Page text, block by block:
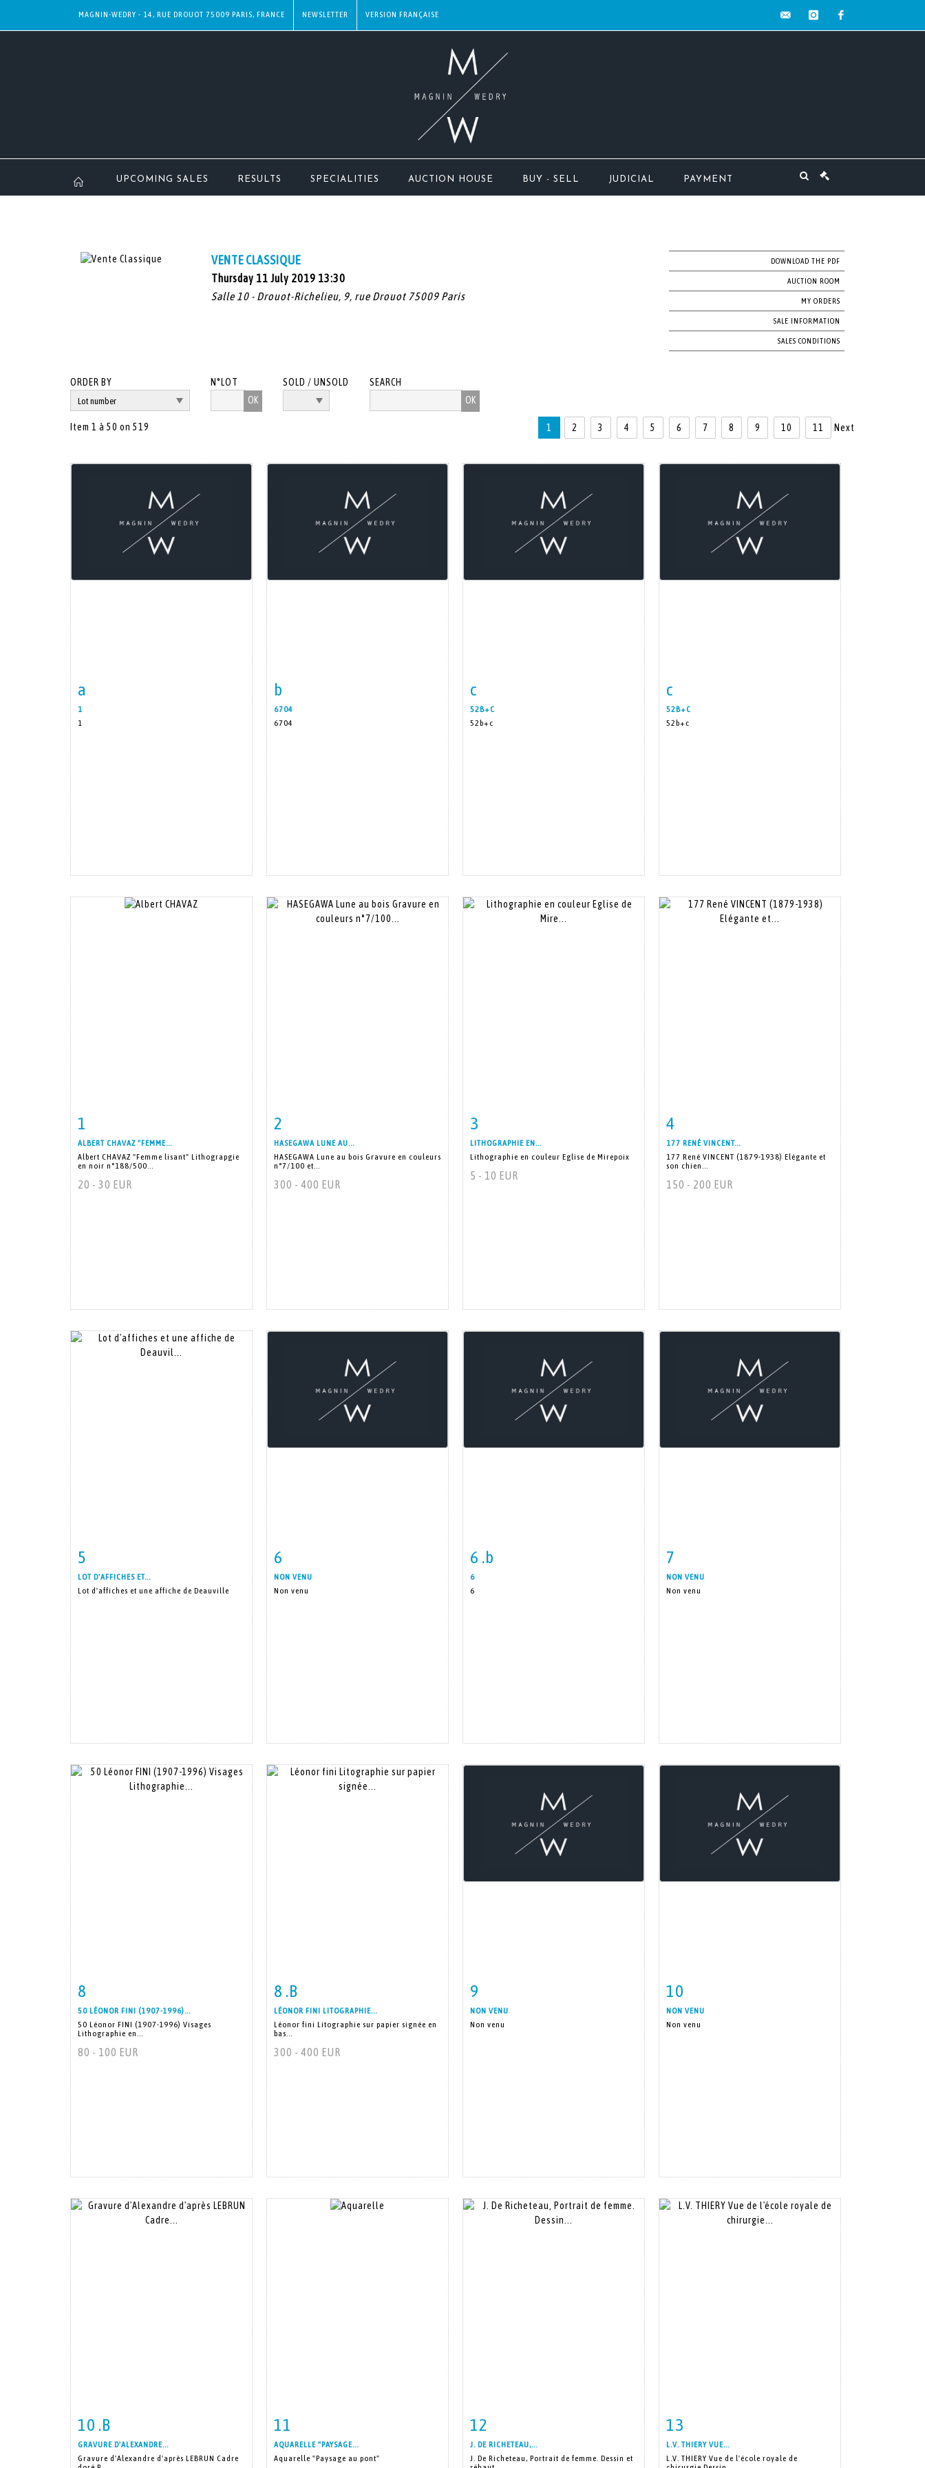
MAGNIN-WEDRY - 14, RUE DROUOT 75009 PARIS, FRANCE NEWSLETTER
UPCOMING SALES RESULTS SPECIALITIES AUCTION HOUSE BUY - SELL JUDICIAL PAYMENT
VENTE CLASSIQUE
Thursday 11 July 2019 13:30
Salle 10 - Drouot-Richelieu, 9, rue Drouot 75009 Paris
DOWNLOAD THE PDF
AUCTION ROOM
MY ORDERS
SALE INFORMATION
SALES CONDITIONS
ORDER BY
N°LOT
OK
SOLD / UNSOLD SEARCH
Item 1 à 50 on 519 1 2 3 4 5 6 7 8 9 10 11 Next
a
1
1
b
6704
6704
c
52B+C
52b+c
c
52B+C
52b+c
1
ALBERT CHAVAZ "FEMME...
Albert CHAVAZ "Femme lisant" Lithograpgie
en noir n°188/500...
20 - 30 EUR
2
HASEGAWA LUNE AU...
HASEGAWA Lune au bois Gravure en couleurs
n°7/100 et...
300 - 400 EUR
3
LITHOGRAPHIE EN...
Lithographie en couleur Eglise de Mirepoix
5 - 10 EUR
4
177 RENÉ VINCENT...
177 René VINCENT (1879-1938) Elégante et
son chien...
150 - 200 EUR
5
LOT D'AFFICHES ET...
Lot d'affiches et une affiche de Deauville
6
NON VENU
Non venu
Item detail
6 .b
6
6
7
NON VENU
Non venu
8
50 LÉONOR FINI (1907-1996)...
50 Léonor FINI (1907-1996) Visages
Lithographie en...
80 - 100 EUR
Item detail
8 .B
LÉONOR FINI LITOGRAPHIE...
Léonor fini Litographie sur papier signée en
bas...
300 - 400 EUR
9
NON VENU
Non venu
10
NON VENU
Non venu
Item detail
10 .B
GRAVURE D'ALEXANDRE...
Gravure d'Alexandre d'après LEBRUN Cadre
11
AQUARELLE "PAYSAGE...
Aquarelle "Paysage au pont"
12
J. DE RICHETEAU,...
J. De Richeteau, Portrait de femme. Dessin et
13
L.V. THIERY VUE...
L.V. THIERY Vue de l'école royale de